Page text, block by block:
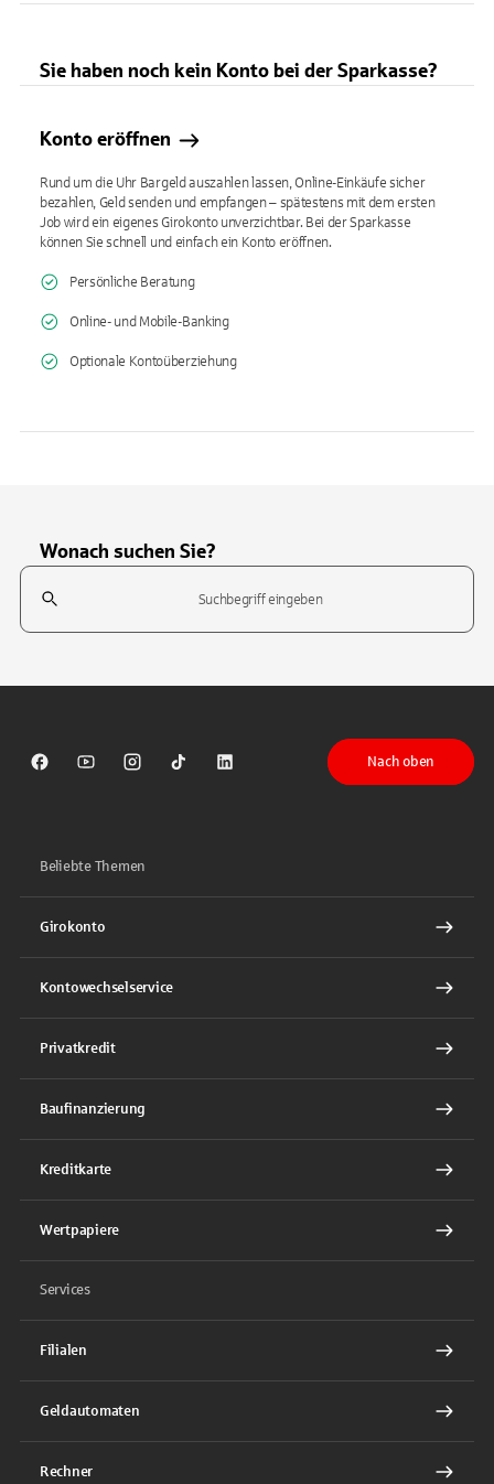
Sie haben noch kein Konto bei der Sparkasse?
Konto eröffnen
Rund um die Uhr Bargeld auszahlen lassen, Online-Einkäufe sicher
bezahlen, Geld senden und empfangen – spätestens mit dem ersten
Job wird ein eigenes Girokonto unverzichtbar. Bei der Sparkasse
können Sie schnell und einfach ein Konto eröffnen.
Persönliche Beratung
Online- und Mobile-Banking
Optionale Kontoüberziehung
Wonach suchen Sie?
Suchfeld
Sparkasse auf Facebook
Sparkasse auf Youtube
Sparkasse auf Instagram
Sparkasse auf TikTok
Sparkasse auf LinkedIn
Nach oben
Beliebte Themen
Girokonto
Kontowechselservice
Privatkredit
Baufinanzierung
Kreditkarte
Wertpapiere
Services
Filialen
Geldautomaten
Rechner